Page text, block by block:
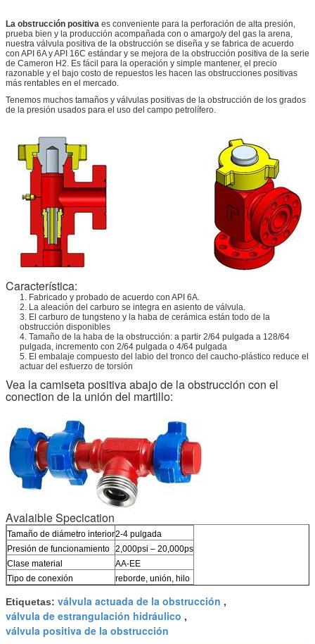
La obstrucción positiva es conveniente para la perforación de alta presión,
prueba bien y la producción acompañada con o amargo/y del gas la arena,
nuestra válvula positiva de la obstrucción se diseña y se fabrica de acuerdo
con API 6A y API 16C estándar y se mejora de la obstrucción positiva de la serie
de Cameron H2. Es fácil para la operación y simple mantener, el precio
razonable y el bajo costo de repuestos les hacen las obstrucciones positivas
más rentables en el mercado.
Tenemos muchos tamaños y válvulas positivas de la obstrucción de los grados
de la presión usados para el uso del campo petrolífero.
Característica:
1. Fabricado y probado de acuerdo con API 6A.
2. La aleación del carburo se integra en asiento de válvula.
3. El carburo de tungsteno y la haba de cerámica están todo de la
obstrucción disponibles
4. Tamaño de la haba de la obstrucción: a partir 2/64 pulgada a 128/64
pulgada, incremento con 2/64 pulgada o 4/64 pulgada
5. El embalaje compuesto del labio del tronco del caucho-plástico reduce el
actuar del esfuerzo de torsión
Vea la camiseta positiva abajo de la obstrucción con el
conection de la unión del martillo:
Avalaible Specication
Tamaño de diámetro interior2-4 pulgada
Presión de funcionamiento 2,000psi – 20,000ps
Clase material
AA-EE
Tipo de conexión
reborde, unión, hilo
Etiquetas: válvula actuada de la obstrucción ,
válvula de estrangulación hidráulico ,
válvula positiva de la obstrucción